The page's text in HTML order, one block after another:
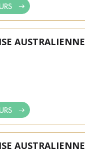
AUSTRALIENNE
AUSTRALIENNE